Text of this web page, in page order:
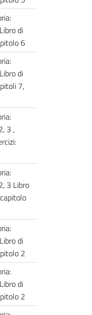
di
6
di
7,
3 ,
3 Libro
di
2
di
2